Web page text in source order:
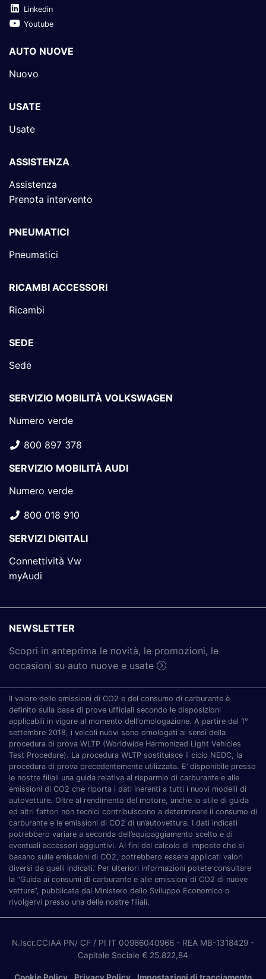
Linkedin
Youtube
AUTO NUOVE
Nuovo
USATE
Usate
ASSISTENZA
Assistenza
Prenota intervento
PNEUMATICI
Pneumatici
RICAMBI ACCESSORI
Ricambi
SEDE
Sede
SERVIZIO MOBILITÀ VOLKSWAGEN
Numero verde
800 897 378
SERVIZIO MOBILITÀ AUDI
Numero verde
800 018 910
SERVIZI DIGITALI
Connettività Vw
myAudi
NEWSLETTER
Scopri in anteprima le novità, le promozioni, le
occasioni su auto nuove e usate
Il valore delle emissioni di CO2 e del consumo di carburante è
definito sulla base di prove ufficiali secondo le disposizioni
applicabili in vigore al momento dell'omologazione. A partire dal 1°
settembre 2018, i veicoli nuovi sono omologati ai sensi della
procedura di prova WLTP (Worldwide Harmonized Light Vehicles
Test Procedure). La procedura WLTP sostituisce il ciclo NEDC, la
procedura di prova precedentemente utilizzata. E’ disponibile presso
le nostre filiali una guida relativa al risparmio di carburante e alle
emissioni di CO2 che riporta i dati inerenti a tutti i nuovi modelli di
autovetture. Oltre al rendimento del motore, anche lo stile di guida
ed altri fattori non tecnici contribuiscono a determinare il consumo di
carburante e le emissioni di CO2 di un’autovettura. I dati indicati
potrebbero variare a seconda dell’equipaggiamento scelto e di
eventuali accessori aggiuntivi. Ai fini del calcolo di imposte che si
basano sulle emissioni di CO2, potrebbero essere applicati valori
diversi da quelli indicati. Per ulteriori informazioni potete consultare
la “Guida ai consumi di carburante e alle emissioni di CO2 di nuove
vetture”, pubblicata dal Ministero dello Sviluppo Economico o
rivolgervi presso una delle nostre filiali.
N.Iscr.CCIAA PN/ CF / PI IT 00966040966 - REA MB-1318429 -
Capitale Sociale € 25.822,84